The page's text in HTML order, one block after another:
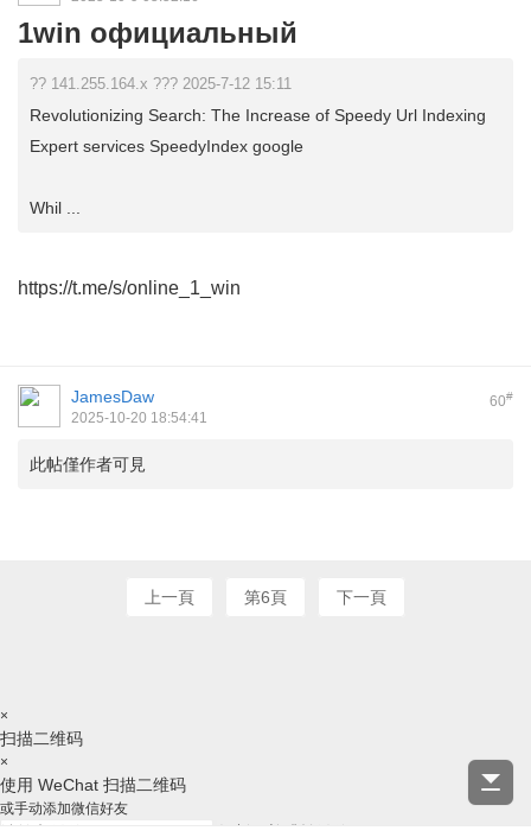
1win официальный
?? 141.255.164.x ??? 2025-7-12 15:11
Revolutionizing Search: The Increase of Speedy Url Indexing
Expert services SpeedyIndex google
Whil ...
https://t.me/s/online_1_win
60#
JamesDaw
2025-10-20 18:54:41
此帖僅作者可見
上一頁 第6頁 下一頁
×
扫描二维码
×
使用 WeChat 扫描二维码
或手动添加微信好友